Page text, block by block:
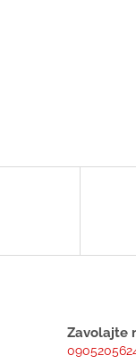
Zavolajte